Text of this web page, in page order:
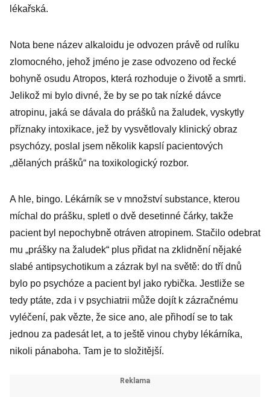
lékařská.
Nota bene název alkaloidu je odvozen právě od rulíku
zlomocného, jehož jméno je zase odvozeno od řecké
bohyně osudu Atropos, která rozhoduje o životě a smrti.
Jelikož mi bylo divné, že by se po tak nízké dávce
atropinu, jaká se dávala do prášků na žaludek, vyskytly
příznaky intoxikace, jež by vysvětlovaly klinický obraz
psychózy, poslal jsem několik kapslí pacientových
„dělaných prášků“ na toxikologický rozbor.
A hle, bingo. Lékárník se v množství substance, kterou
míchal do prášku, spletl o dvě desetinné čárky, takže
pacient byl nepochybně otráven atropinem. Stačilo odebrat
mu „prášky na žaludek“ plus přidat na zklidnění nějaké
slabé antipsychotikum a zázrak byl na světě: do tří dnů
bylo po psychóze a pacient byl jako rybička. Jestliže se
tedy ptáte, zda i v psychiatrii může dojít k zázračnému
vyléčení, pak vězte, že sice ano, ale přihodí se to tak
jednou za padesát let, a to ještě vinou chyby lékárníka,
nikoli pánaboha. Tam je to složitější.